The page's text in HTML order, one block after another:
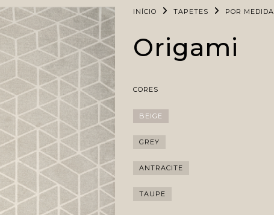
INÍCIO TAPETES POR MEDIDA
Origami
CORES
BEIGE
GREY
ANTRACITE
TAUPE